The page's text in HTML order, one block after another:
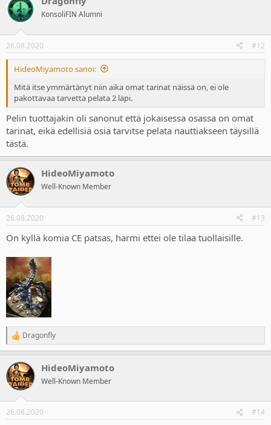
t
i
s
:
KonsoliFIN Alumni
26.08.2020 #12
HideoMiyamoto sanoi:
Mitä itse ymmärtänyt niin aika omat tarinat näissä on, ei ole
pakottavaa tarvetta pelata 2 läpi.
Pelin tuottajakin oli sanonut että jokaisessa osassa on omat
tarinat, eikä edellisiä osia tarvitse pelata nauttiakseen täysillä
tästä.
HideoMiyamoto
Well-Known Member
26.08.2020 #13
On kyllä komia CE patsas, harmi ettei ole tilaa tuollaisille.
R
e
c
t
i
s
Dragonfly
HideoMiyamoto
Well-Known Member
26.08.2020 #14